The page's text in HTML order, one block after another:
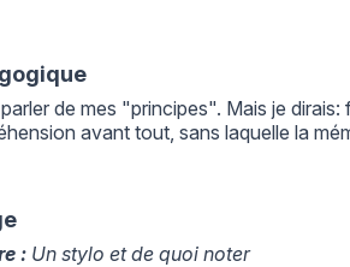
de mes "principes". Mais je
avant tout, sans laquelle la
: Un stylo et de quoi noter